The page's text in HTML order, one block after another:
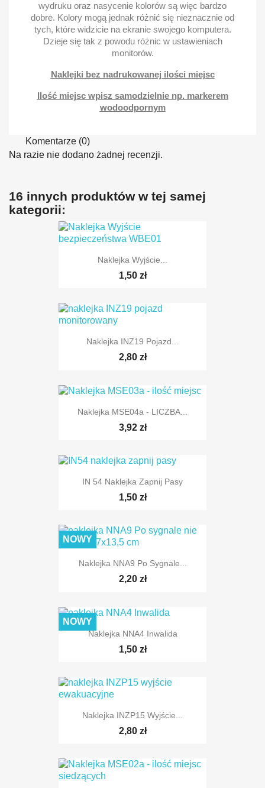
wydruku oraz nasycenie kolorów są więc bardzo
dobre. Kolory mogą jednak różnić się nieznacznie od
tych, które widzicie na ekranie swojego komputera.
Dzieje się tak z powodu różnic w ustawieniach
monitorów.
Naklejki bez nadrukowanej ilości miejsc
Ilość miejsc wpisz samodzielnie np. markerem
wodoodpornym
Komentarze (0)
Na razie nie dodano żadnej recenzji.
16 innych produktów w tej samej
kategorii:
Naklejka Wyjście...
1,50 zł
Naklejka INZ19 Pojazd...
2,80 zł
Naklejka MSE04a - LICZBA...
3,92 zł
IN 54 Naklejka Zapnij Pasy
1,50 zł
Naklejka NNA9 Po Sygnale...
2,20 zł
NOWY
Naklejka NNA4 Inwalida
1,50 zł
NOWY
Naklejka INZP15 Wyjście...
2,80 zł